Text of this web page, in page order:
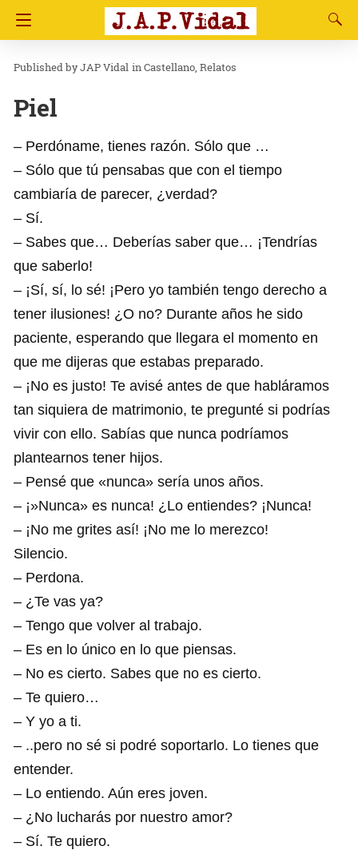
JAP Vidal inCastellano Relatos
Piel
– Perdóname, tienes razón. Sólo que …
– Sólo que tú pensabas que con el tiempo
cambiaría de parecer, ¿verdad?
– Sí.
– Sabes que… Deberías saber que… ¡Tendrías
que saberlo!
– ¡Sí, sí, lo sé! ¡Pero yo también tengo derecho a
tener ilusiones! ¿O no? Durante años he sido
paciente, esperando que llegara el momento en
que me dijeras que estabas preparado.
– ¡No es justo! Te avisé antes de que habláramos
tan siquiera de matrimonio, te pregunté si podrías
vivir con ello. Sabías que nunca podríamos
plantearnos tener hijos.
– Pensé que «nunca» sería unos años.
– ¡»Nunca» es nunca! ¿Lo entiendes? ¡Nunca!
– ¡No me grites así! ¡No me lo merezco!
Silencio.
– Perdona.
– ¿Te vas ya?
– Tengo que volver al trabajo.
– Es en lo único en lo que piensas.
– No es cierto. Sabes que no es cierto.
– Te quiero…
– Y yo a ti.
– ..pero no sé si podré soportarlo. Lo tienes que
entender.
– Lo entiendo. Aún eres joven.
– ¿No lucharás por nuestro amor?
– Sí. Te quiero.